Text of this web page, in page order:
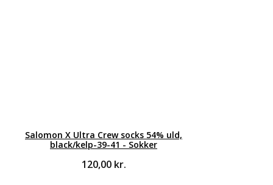
Salomon X Ultra Crew socks 54% uld,
black/kelp-39-41 - Sokker
120,00 kr.